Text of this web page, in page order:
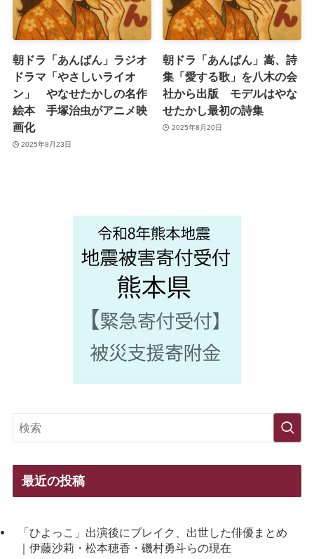
朝ドラ「あんぱん」ラジオ
ドラマ「やさしいライオ
ン」 やなせたかしの名作
絵本 手塚治虫がアニメ映
画化
2025年8月23日
朝ドラ「あんぱん」嵩、詩
集「愛する歌」を八木の会
社から出版 モデルはやな
せたかし最初の詩集
2025年8月20日
最近の投稿
「ひよっこ」出演後にブレイク、出世した俳優まとめ
｜伊藤沙莉・松本穂香・磯村勇斗らの現在